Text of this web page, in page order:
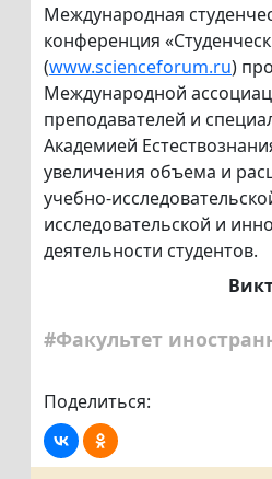
Международная
конференция
(www.scienceforum.ru)
Международной
преподавателей и
Академией
увеличения объема и
учебно-
исследовательской и
деятельности студентов.
#Факультет
Поделиться: